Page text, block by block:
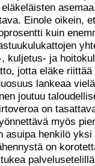
Einole oikein,
kuin
kuljetus- ja
jotta eläke
lankeaa
joutuu
on
myös
asuipa henkilö
on